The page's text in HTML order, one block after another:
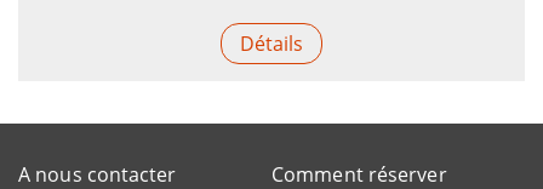
Détails
A nous contacter
Comment réserver